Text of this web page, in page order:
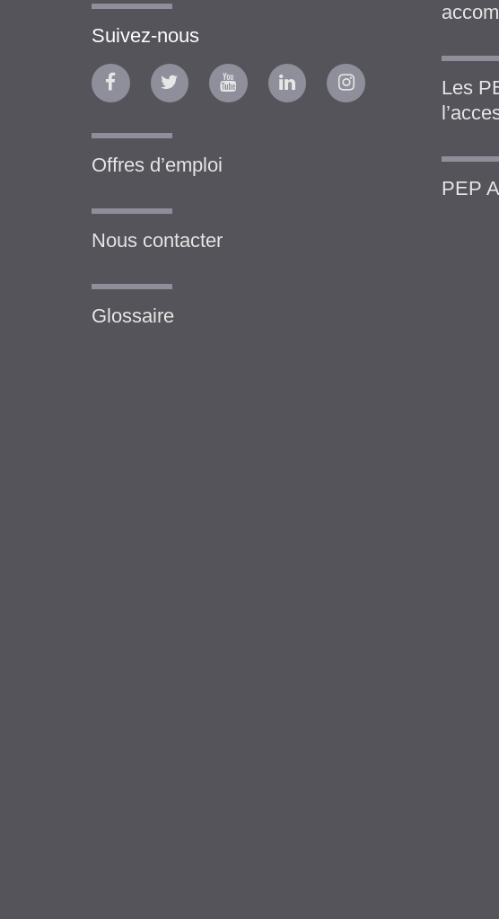
Suivez-nous
Offres d’emploi
Nous contacter
Glossaire
Les
PEP